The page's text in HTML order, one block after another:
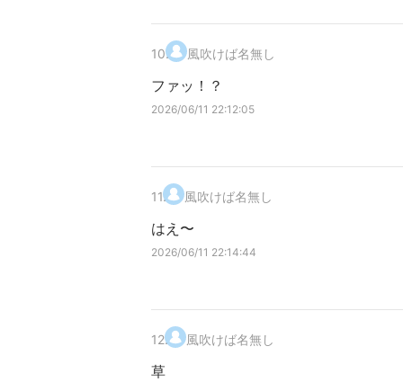
10. 風吹けば名無し
ファッ！？
2026/06/11 22:12:05
11. 風吹けば名無し
はえ〜
2026/06/11 22:14:44
12. 風吹けば名無し
草